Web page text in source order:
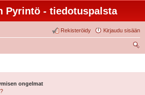
Pyrintö - tiedotuspalsta
Kirjaudu sisään
Rekisteröidy
ongelmat